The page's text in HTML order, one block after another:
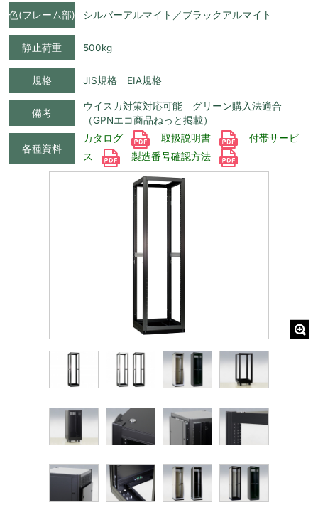
色(フレーム部) シルバーアルマイト／ブラックアルマイト
静止荷重 500kg
規格 JIS規格 EIA規格
備考
ウイスカ対策対応可能 グリーン購入法適合
（GPNエコ商品ねっと掲載）
各種資料
カタログ 取扱説明書
付帯サービ
ス
製造番号確認方法